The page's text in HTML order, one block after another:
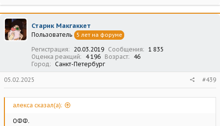
а
к
ц
и
и
Старик Макгаккет
Пользователь 5 лет на форуме
Регистрация 20.03.2019 Сообщения
1 835
Оценка реакций
4 196 Возраст
46
Город
Санкт-Петербург
05.02.2025 #439
алекса сказал(а):
ОФФ.